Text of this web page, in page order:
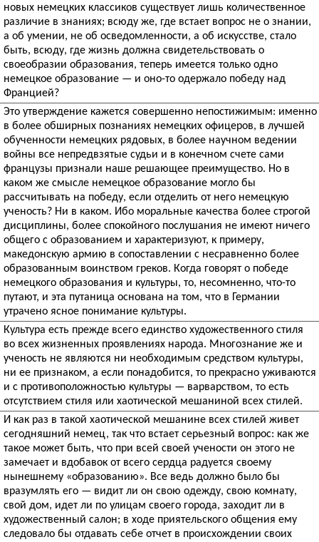
новых немецких классиков существует лишь количественное
различие в знаниях; всюду же, где встает вопрос не о знании,
а об умении, не об осведомленности, а об искусстве, стало
быть, всюду, где жизнь должна свидетельствовать о
своеобразии образования, теперь имеется только одно
немецкое образование — и оно-то одержало победу над
Францией?
Это утверждение кажется совершенно непостижимым: именно
в более обширных познаниях немецких офицеров, в лучшей
обученности немецких рядовых, в более научном ведении
войны все непредвзятые судьи и в конечном счете сами
французы признали наше решающее преимущество. Но в
каком же смысле немецкое образование могло бы
рассчитывать на победу, если отделить от него немецкую
ученость? Ни в каком. Ибо моральные качества более строгой
дисциплины, более спокойного послушания не имеют ничего
общего с образованием и характеризуют, к примеру,
македонскую армию в сопоставлении с несравненно более
образованным воинством греков. Когда говорят о победе
немецкого образования и культуры, то, несомненно, что-то
путают, и эта путаница основана на том, что в Германии
утрачено ясное понимание культуры.
Культура есть прежде всего единство художественного стиля
во всех жизненных проявлениях народа. Многознание же и
ученость не являются ни необходимым средством культуры,
ни ее признаком, а если понадобится, то прекрасно уживаются
и с противоположностью культуры — варварством, то есть
отсутствием стиля или хаотической мешаниной всех стилей.
И как раз в такой хаотической мешанине всех стилей живет
сегодняшний немец, так что встает серьезный вопрос: как же
такое может быть, что при всей своей учености он этого не
замечает и вдобавок от всего сердца радуется своему
нынешнему «образованию». Все ведь должно было бы
вразумлять его — видит ли он свою одежду, свою комнату,
свой дом, идет ли по улицам своего города, заходит ли в
художественный салон; в ходе приятельского общения ему
следовало бы отдавать себе отчет в происхождении своих